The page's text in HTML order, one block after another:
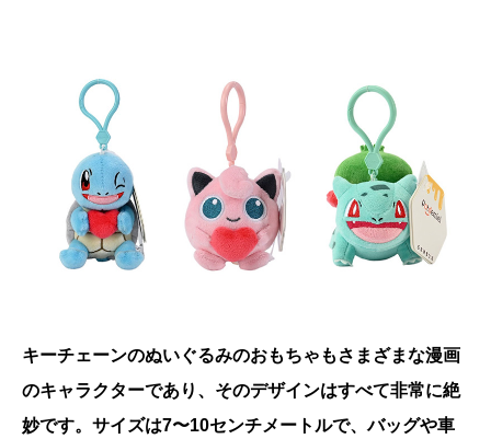
キーチェーンのぬいぐるみのおもちゃもさまざまな漫画
のキャラクターであり、そのデザインはすべて非常に絶
妙です。サイズは7〜10センチメートルで、バッグや車